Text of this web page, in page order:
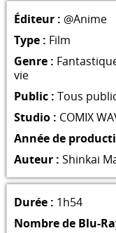
Éditeur : @Anime
Type : Film
Genre :
vie
Public : Tous
Studio : COMIX
Année de
Auteur : Shinkai
Durée : 1h54
Nombre de Blu-